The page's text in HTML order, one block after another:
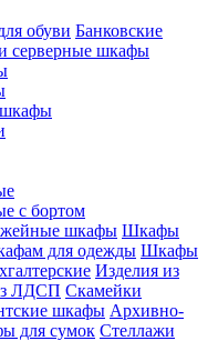
обуви Банковские
серверные шкафы
шкафы
с бортом
шкафы Шкафы
для одежды Шкафы
Изделия из
ЛДСП Скамейки
шкафы Архивно-
для сумок Стеллажи